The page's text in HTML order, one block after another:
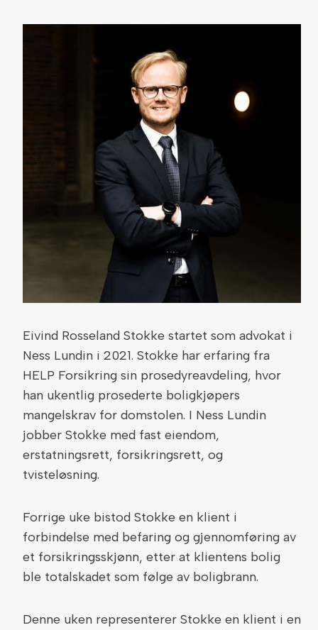
Eivind Rosseland Stokke startet som advokat i
Ness Lundin i 2021. Stokke har erfaring fra
HELP Forsikring sin prosedyreavdeling, hvor
han ukentlig prosederte boligkjøpers
mangelskrav for domstolen. I Ness Lundin
jobber Stokke med fast eiendom,
erstatningsrett, forsikringsrett, og
tvisteløsning.
Forrige uke bistod Stokke en klient i
forbindelse med befaring og gjennomføring av
et forsikringsskjønn, etter at klientens bolig
ble totalskadet som følge av boligbrann.
Denne uken representerer Stokke en klient i en